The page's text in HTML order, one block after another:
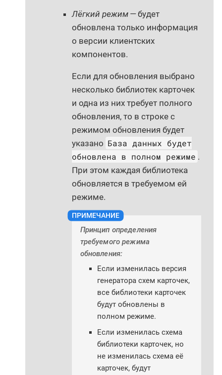
Лёгкий режим— будет
обновлена только информация
о версии клиентских
компонентов.
Если для обновления выбрано
несколько библиотек карточек
и одна из них требует полного
обновления, то в строке с
режимом обновления будет
указано База данных будет
обновлена в полном режиме .
При этом каждая библиотека
обновляется в требуемом ей
режиме.
Принцип определения
требуемого режима
обновления:
Если изменилась версия
генератора схем карточек,
все библиотеки карточек
будут обновлены в
полном режиме.
Если изменилась схема
библиотеки карточек, но
не изменилась схема её
карточек, будут